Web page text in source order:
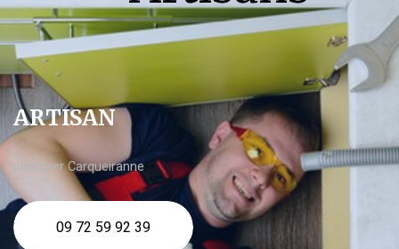
ARTISAN
plombier Carqueiranne
09 72 59 92 39